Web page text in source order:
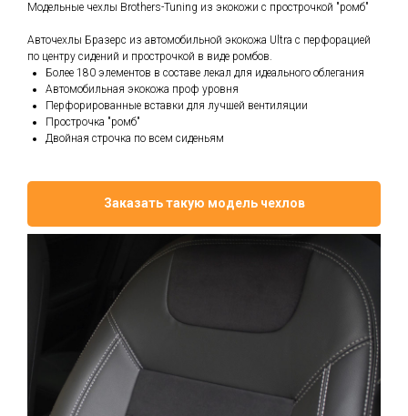
Модельные чехлы Brothers-Tuning из экокожи с прострочкой "ромб"
Авточехлы Бразерс из автомобильной экокожа Ultra с перфорацией
по центру сидений и прострочкой в виде ромбов.
Более 180 элементов в составе лекал для идеального облегания
Автомобильная экокожа проф уровня
Перфорированные вставки для лучшей вентиляции
Прострочка "ромб"
Двойная строчка по всем сиденьям
Заказать такую модель чехлов